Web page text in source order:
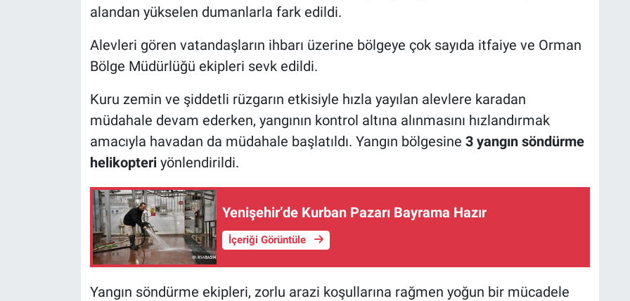
alandan yükselen dumanlarla fark edildi.
Alevleri gören vatandaşların ihbarı üzerine bölgeye çok sayıda itfaiye ve Orman
Bölge Müdürlüğü ekipleri sevk edildi.
Kuru zemin ve şiddetli rüzgarın etkisiyle hızla yayılan alevlere karadan
müdahale devam ederken, yangının kontrol altına alınmasını hızlandırmak
amacıyla havadan da müdahale başlatıldı. Yangın bölgesine 3 yangın söndürme
helikopteriyönlendirildi.
Yenişehir’de Kurban Pazarı Bayrama Hazır
İçeriği Görüntüle
Yangın söndürme ekipleri, zorlu arazi koşullarına rağmen yoğun bir mücadele